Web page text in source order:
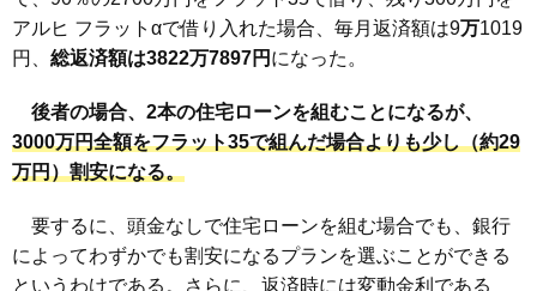
アルヒ フラットαで借り入れた場合、毎月返済額は9万1019
円、 総返済額は3822万7897円 になった。
後者の場合、2本の住宅ローンを組むことになるが、
3000万円全額をフラット35で組んだ場合よりも少し（約29
万円）割安になる。
要するに、頭金なしで住宅ローンを組む場合でも、銀行
によってわずかでも割安になるプランを選ぶことができる
というわけである。さらに、返済時には変動金利である